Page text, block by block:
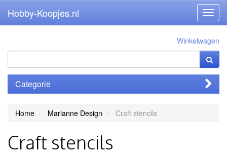
Hobby-Koopjes.nl
Winkelwagen
Categorie
Home Marianne Design Craft stencils
Craft stencils